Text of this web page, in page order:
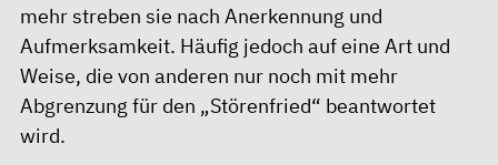
mehr streben sie nach Anerkennung und
Aufmerksamkeit. Häufig jedoch auf eine Art und
Weise, die von anderen nur noch mit mehr
Abgrenzung für den „Störenfried“ beantwortet
wird.